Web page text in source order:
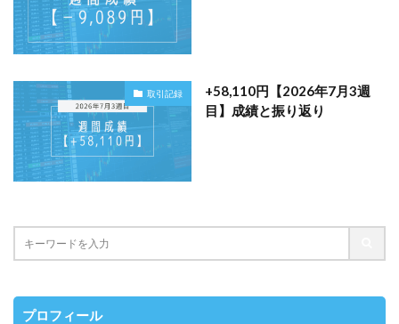
取引記録
+58,110円【2026年7月3週
目】成績と振り返り
プロフィール